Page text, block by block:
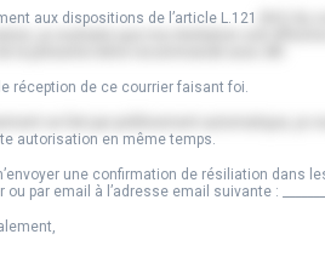
aux dispositions de l’article L.121
réception de ce courrier faisant foi.
autorisation en même temps.
une confirmation de résiliation dans
ou par email à l’adresse email suivante :